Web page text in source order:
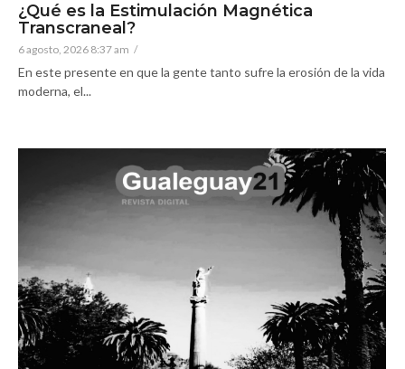
¿Qué es la Estimulación Magnética
Transcraneal?
6 agosto, 2026 8:37 am /
En este presente en que la gente tanto sufre la erosión de la vida
moderna, el...